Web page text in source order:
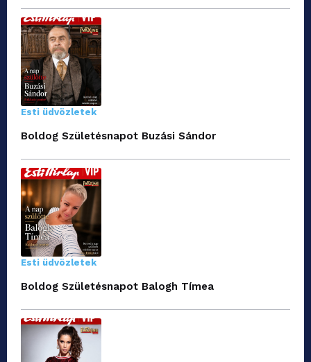
Esti üdvözletek
Boldog Születésnapot Buzási Sándor
Esti üdvözletek
Boldog Születésnapot Balogh Tímea